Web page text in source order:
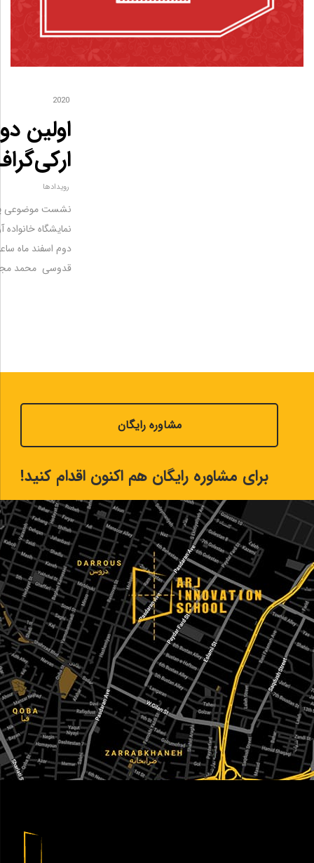
2020
اولین
رویدادها
نشست موضوعی
نمایشگاه
قدوسی‌ ‌ محمد
مشاوره رایگان
برای مشاوره رایگان هم اکنون اقدام کنید!